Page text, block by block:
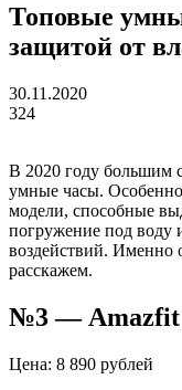
Топовые
защитой от
30.11.2020
324
В 2020 году большим
умные часы.
модели, способные
погружение под воду
воздействий. Именно
расскажем.
№3 — Amazfit
Цена: 8 890 рублей